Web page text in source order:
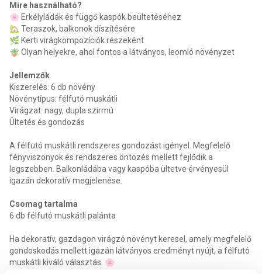
Mire használható?
🌸 Erkélyládák és függő kaspók beültetéséhez
🏡 Teraszok, balkonok díszítésére
🌿 Kerti virágkompozíciók részeként
🪴 Olyan helyekre, ahol fontos a látványos, leomló növényzet
Jellemzők
Kiszerelés: 6 db növény
Növénytípus: félfutó muskátli
Virágzat: nagy, dupla szirmú
Ültetés és gondozás
A félfutó muskátli rendszeres gondozást igényel. Megfelelő
fényviszonyok és rendszeres öntözés mellett fejlődik a
legszebben. Balkonládába vagy kaspóba ültetve érvényesül
igazán dekoratív megjelenése.
Csomag tartalma
6 db félfutó muskátli palánta
Ha dekoratív, gazdagon virágzó növényt keresel, amely megfelelő
gondoskodás mellett igazán látványos eredményt nyújt, a félfutó
muskátli kiváló választás. 🌸